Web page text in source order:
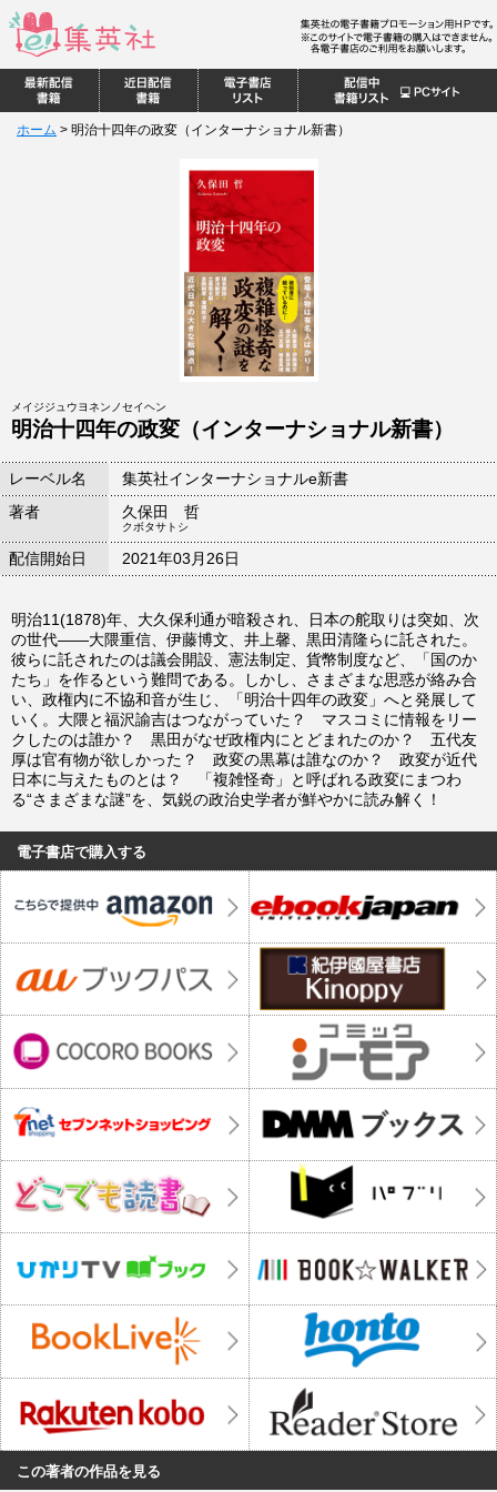
ホーム > 明治十四年の政変（インターナショナル新書）
メイジジュウヨネンノセイヘン
明治十四年の政変（インターナショナル新書）
レーベル名
集英社インターナショナルe新書
著者
久保田 哲
クボタサトシ
配信開始日 2021年03月26日
明治11(1878)年、大久保利通が暗殺され、日本の舵取りは突如、次
の世代――大隈重信、伊藤博文、井上馨、黒田清隆らに託された。
彼らに託されたのは議会開設、憲法制定、貨幣制度など、「国のか
たち」を作るという難問である。しかし、さまざまな思惑が絡み合
い、政権内に不協和音が生じ、「明治十四年の政変」へと発展して
いく。大隈と福沢諭吉はつながっていた？ マスコミに情報をリー
クしたのは誰か？ 黒田がなぜ政権内にとどまれたのか？ 五代友
厚は官有物が欲しかった？ 政変の黒幕は誰なのか？ 政変が近代
日本に与えたものとは？ 「複雑怪奇」と呼ばれる政変にまつわ
る“さまざまな謎”を、気鋭の政治史学者が鮮やかに読み解く！
電子書店で購入する
この著者の作品を見る